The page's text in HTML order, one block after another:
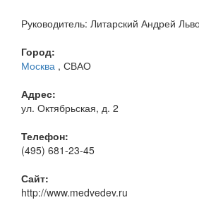
Руководитель: Литарский Андрей
Город:
Москва , СВАО
Адрес:
ул. Октябрьская, д. 2
Телефон:
(495) 681-23-45
Сайт:
http://www.medvedev.ru